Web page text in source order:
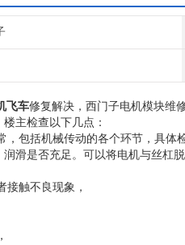
飞车修复解决，西门子电机模块维
主检查以下几点：
，包括机械传动的各个环节，具
滑是否充足。可以将电机与丝杠
接触不良现象，